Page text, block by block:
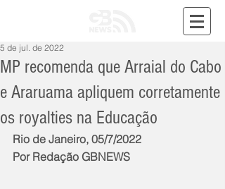
MP recomenda que Arraial do Cabo
e Araruama apliquem corretamente
os royalties na Educação
5 de jul. de 2022
Rio de Janeiro, 05/7/2022
Por Redação GBNEWS